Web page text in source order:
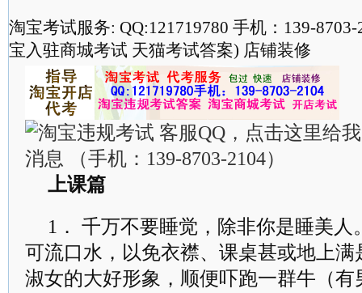
淘宝考试服务: QQ:121719780 手机：139-
宝入驻商城考试 天猫考试答案) 店铺装修
上课篇
1． 千万不要睡觉，除非你是睡美
可流口水，以免衣襟、课桌甚或地上
淑女的大好形象，顺便吓跑一群牛（